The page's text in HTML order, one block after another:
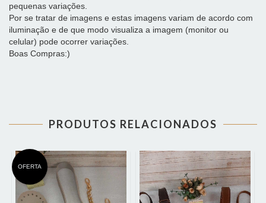
pequenas variações.
Por se tratar de imagens e estas imagens variam de acordo com
iluminação e de que modo visualiza a imagem (monitor ou
celular) pode ocorrer variações.
Boas Compras:)
PRODUTOS RELACIONADOS
OFERTA